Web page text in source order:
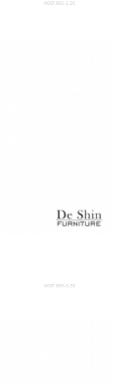
A007.865-1.26
A007.865-3.26